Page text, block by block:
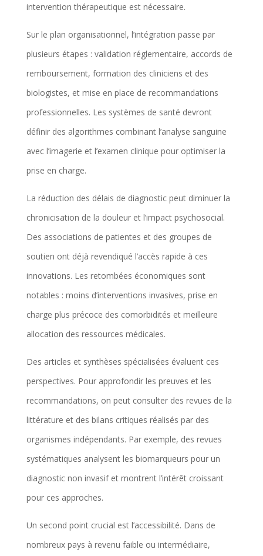
intervention thérapeutique est nécessaire.
Sur le plan organisationnel, l’intégration passe par
plusieurs étapes : validation réglementaire, accords de
remboursement, formation des cliniciens et des
biologistes, et mise en place de recommandations
professionnelles. Les systèmes de santé devront
définir des algorithmes combinant l’analyse sanguine
avec l’imagerie et l’examen clinique pour optimiser la
prise en charge.
La réduction des délais de diagnostic peut diminuer la
chronicisation de la douleur et l’impact psychosocial.
Des associations de patientes et des groupes de
soutien ont déjà revendiqué l’accès rapide à ces
innovations. Les retombées économiques sont
notables : moins d’interventions invasives, prise en
charge plus précoce des comorbidités et meilleure
allocation des ressources médicales.
Des articles et synthèses spécialisées évaluent ces
perspectives. Pour approfondir les preuves et les
recommandations, on peut consulter des revues de la
littérature et des bilans critiques réalisés par des
organismes indépendants. Par exemple, des revues
systématiques analysent les biomarqueurs pour un
diagnostic non invasif et montrent l’intérêt croissant
pour ces approches.
Un second point crucial est l’accessibilité. Dans de
nombreux pays à revenu faible ou intermédiaire,